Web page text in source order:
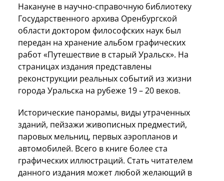
Накануне в научно-справочную библиотеку
Государственного архива Оренбургской
области доктором философских наук был
передан на хранение альбом графических
работ «Путешествие в старый Уральск». На
страницах издания представлены
реконструкции реальных событий из жизни
города Уральска на рубеже 19 – 20 веков.
Исторические панорамы, виды утраченных
зданий, пейзажи живописных предместий,
паровых мельниц, первых аэропланов и
автомобилей. Всего в книге более ста
графических иллюстраций. Стать читателем
данного издания может любой желающий в